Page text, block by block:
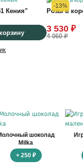
Кения"
-13%
Розы в
3 530 ₽
4 060 ₽
шоколад
Milka
+ 250 ₽